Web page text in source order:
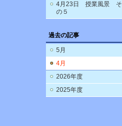
4月23日 授業風景 そ
の５
過去の記事
5月
4月
2026年度
2025年度